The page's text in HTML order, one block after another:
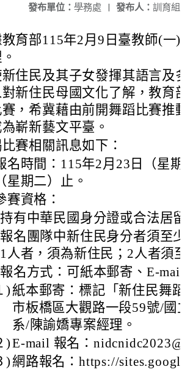
發布人： 訓育組
發布單位： 學務處 |
育部115年2月9日臺教師(一)
住民及其子女發揮其語言及
對新住民母國文化了解，教育
，希冀藉由前開舞蹈比賽推
嶄新藝文平臺。
賽相關訊息如下：
名時間：115年2月23日（星期
（星期二）止。
賽資格：
持有中華民國身分證或合法居
報名團隊中新住民身分者須至
1人者，須為新住民；2人者須
報名方式：可紙本郵寄、E-mail
)紙本郵寄：標記「新住民舞
市板橋區大觀路一段59號/國
系/陳諭嬌專案經理。
)E-mail 報名：
) 網路報名：https://